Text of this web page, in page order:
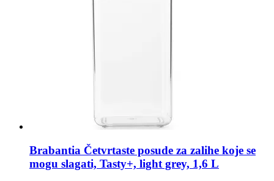
Brabantia Četvrtaste posude za zalihe koje se
mogu slagati, Tasty+, light grey, 1,6 L